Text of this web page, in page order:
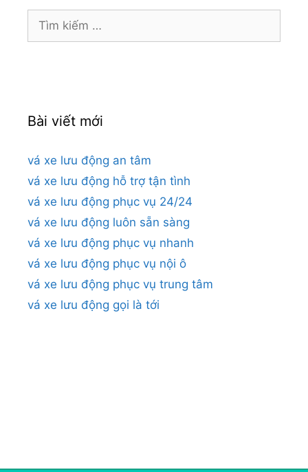
Tìm
kiếm
Bài viết mới
vá xe lưu động an tâm
vá xe lưu động hỗ trợ tận tình
vá xe lưu động phục vụ 24/24
vá xe lưu động luôn sẵn sàng
vá xe lưu động phục vụ nhanh
vá xe lưu động phục vụ nội ô
vá xe lưu động phục vụ trung tâm
vá xe lưu động gọi là tới